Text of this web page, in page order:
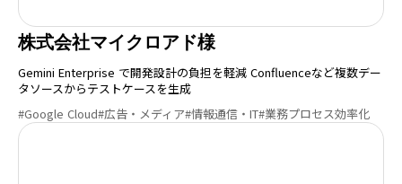
株式会社マイクロアド様
Gemini Enterprise で開発設計の負担を軽減 Confluenceなど複数デー
タソースからテストケースを生成
#Google Cloud#広告・メディア#情報通信・IT#業務プロセス効率化